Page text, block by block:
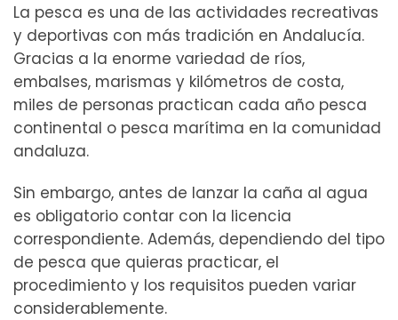
La pesca es una de las actividades recreativas
y deportivas con más tradición en Andalucía.
Gracias a la enorme variedad de ríos,
embalses, marismas y kilómetros de costa,
miles de personas practican cada año pesca
continental o pesca marítima en la comunidad
andaluza.
Sin embargo, antes de lanzar la caña al agua
es obligatorio contar con la licencia
correspondiente. Además, dependiendo del tipo
de pesca que quieras practicar, el
procedimiento y los requisitos pueden variar
considerablemente.